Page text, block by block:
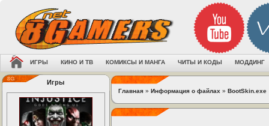
ИГРЫ КИНО И ТВ КОМИКСЫ И МАНГА ЧИТЫ И КОДЫ МОДДИНГ
Игры
Главная » Информация о файлах » BootSkin.exe